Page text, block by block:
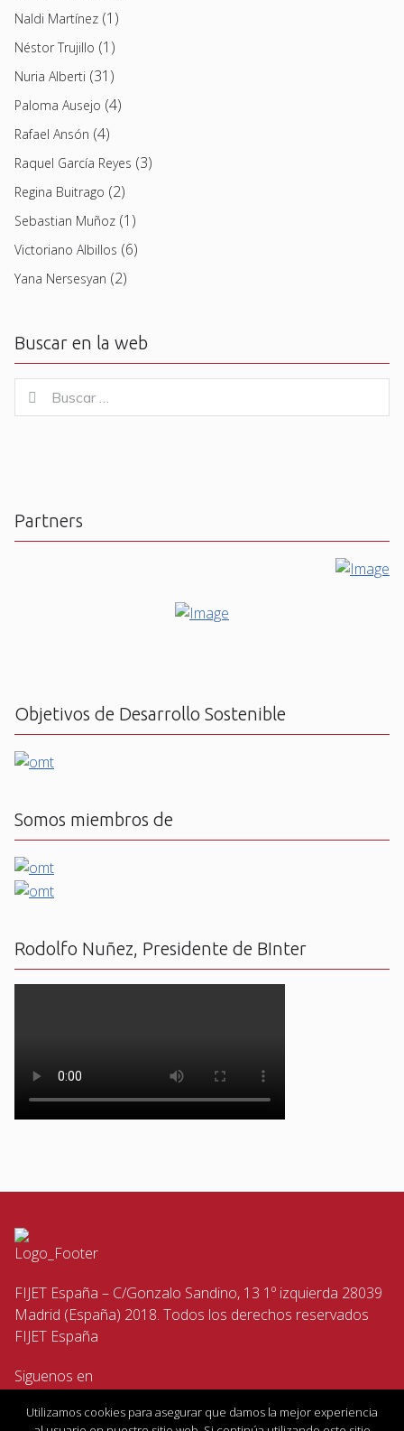
Naldi Martínez (1)
Néstor Trujillo (1)
Nuria Alberti (31)
Paloma Ausejo (4)
Rafael Ansón (4)
Raquel García Reyes (3)
Regina Buitrago (2)
Sebastian Muñoz (1)
Victoriano Albillos (6)
Yana Nersesyan (2)
Buscar en la web
for:
Buscar
Partners
Objetivos de Desarrollo Sostenible
Somos miembros de
Rodolfo Nuñez, Presidente de BInter
FIJET España – C/Gonzalo Sandino, 13 1º izquierda 28039
Madrid (España) 2018. Todos los derechos reservados
FIJET España
Siguenos en
Utilizamos cookies para asegurar que damos la mejor experiencia